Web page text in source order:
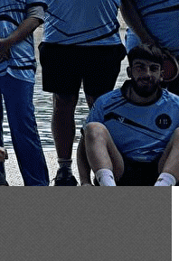
réseaux sociaux